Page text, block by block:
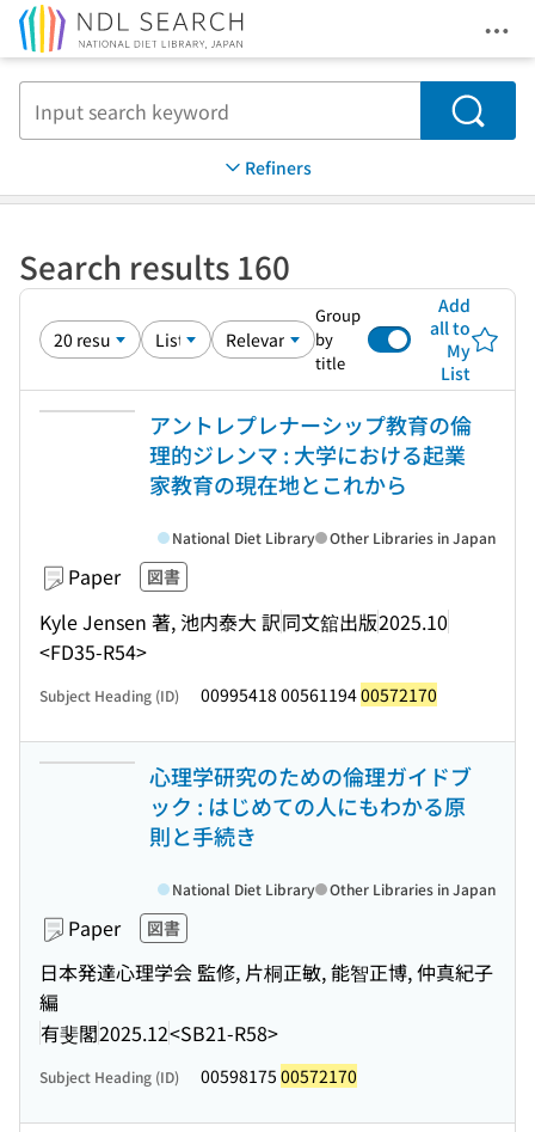
Search
Refiners
Search results 160
Group
by
title
Add
all to
My
List
アントレプレナーシップ教育の倫
理的ジレンマ : 大学における起業
家教育の現在地とこれから
Paper 図書
Kyle Jensen 著, 池内泰大 訳同文舘出版2025.10
<FD35-R54>
National Diet Library Other Libraries in Japan
Subject Heading (ID) 00995418 0056119400572170
心理学研究のための倫理ガイドブ
ック : はじめての人にもわかる原
則と手続き
Paper 図書
日本発達心理学会 監修, 片桐正敏, 能智正博, 仲真紀子
編
有斐閣2025.12<SB21-R58>
National Diet Library Other Libraries in Japan
Subject Heading (ID) 00598175 00572170